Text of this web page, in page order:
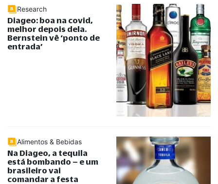
Research
Diageo: boa na covid,
melhor depois dela.
Bernstein vê ‘ponto de
entrada’
Alimentos & Bebidas
Na Diageo, a tequila
está bombando – e um
brasileiro vai
comandar a festa